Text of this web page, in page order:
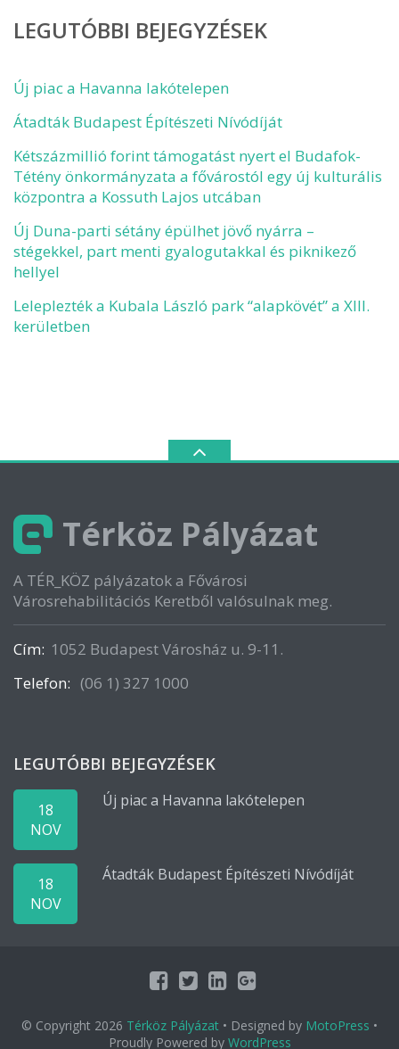
LEGUTÓBBI BEJEGYZÉSEK
Új piac a Havanna lakótelepen
Átadták Budapest Építészeti Nívódíját
Kétszázmillió forint támogatást nyert el Budafok-
Tétény önkormányzata a fővárostól egy új kulturális
központra a Kossuth Lajos utcában
Új Duna-parti sétány épülhet jövő nyárra –
stégekkel, part menti gyalogutakkal és piknikező
hellyel
Leleplezték a Kubala László park “alapkövét” a XIII.
kerületben
Térköz Pályázat
A TÉR_KÖZ pályázatok a Fővárosi
Városrehabilitációs Keretből valósulnak meg.
Cím: 1052 Budapest Városház u. 9-11.
Telefon: (06 1) 327 1000
LEGUTÓBBI BEJEGYZÉSEK
18
NOV
Új piac a Havanna lakótelepen
18
NOV
Átadták Budapest Építészeti Nívódíját
© Copyright 2026 Térköz Pályázat • Designed by MotoPress •
Proudly Powered by WordPress